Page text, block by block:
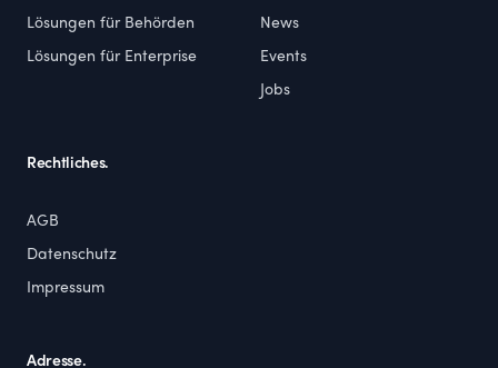
Lösungen für Behörden
Lösungen für Enterprise
News
Events
Jobs
Rechtliches.
AGB
Datenschutz
Impressum
Adresse.